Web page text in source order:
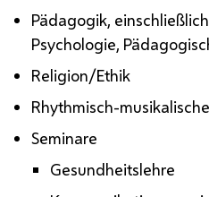
Pädagogik,
Psychologie,
Religion/Ethik
Rhythmisch-
Seminare
Gesundheitslehre